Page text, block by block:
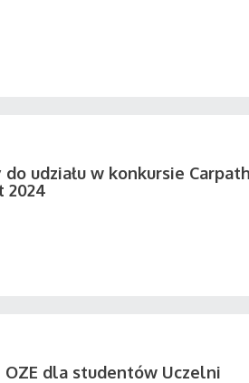
do udziału w konkursie
2024
dla studentów Uczelni